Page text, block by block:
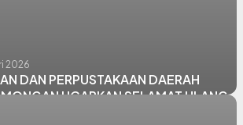
2026
DAN PERPUSTAKAAN DAERAH
UCAPKAN SELAMAT ULANG